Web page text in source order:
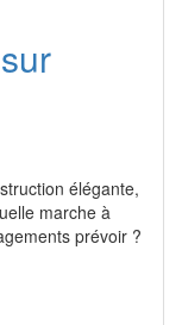
élégante,
marche à
prévoir ?